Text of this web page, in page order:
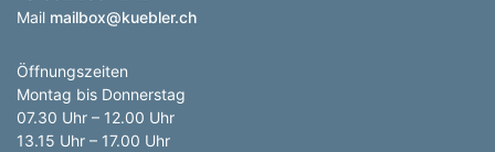
Mail mailbox@kuebler.ch
Öffnungszeiten
Montag bis Donnerstag
07.30 Uhr – 12.00 Uhr
13.15 Uhr – 17.00 Uhr